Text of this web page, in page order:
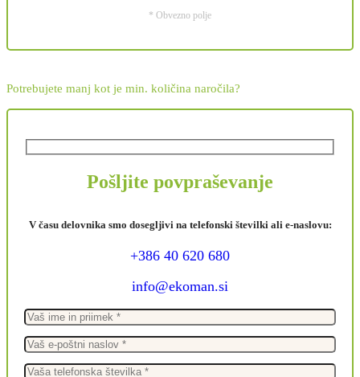
* Obvezno polje
Potrebujete manj kot je min. količina naročila?
Pošljite povpraševanje
V času delovnika smo dosegljivi na telefonski številki ali e-naslovu:
+386 40 620 680
info@ekoman.si